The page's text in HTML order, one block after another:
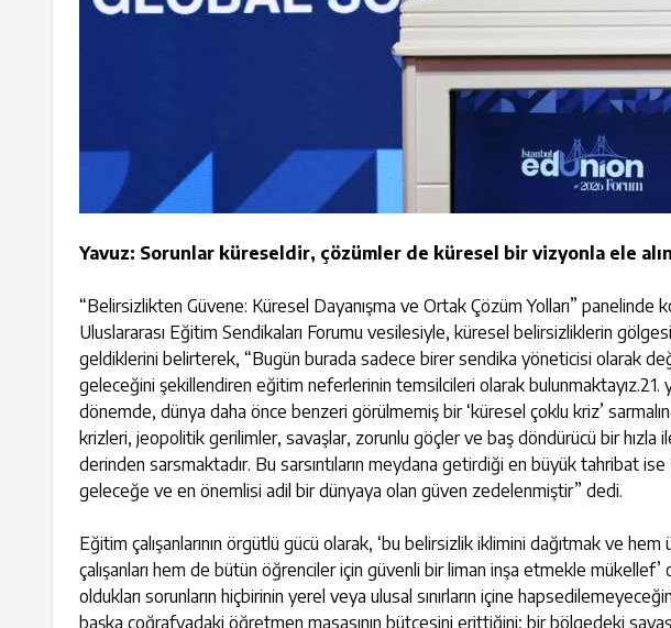
Yavuz: Sorunlar küreseldir, çözümler de küresel bir vizyonla ele
“Belirsizlikten Güvene: Küresel Dayanışma ve Ortak Çözüm Yolları” panelinde
Uluslararası Eğitim Sendikaları Forumu vesilesiyle, küresel belirsizliklerin
geldiklerini belirterek, “Bugün burada sadece birer sendika yöneticisi olarak değil,
geleceğini şekillendiren eğitim neferlerinin temsilcileri olarak bulunmaktayız.21.
dönemde, dünya daha önce benzeri görülmemiş bir ‘küresel çoklu kriz’
krizleri, jeopolitik gerilimler, savaşlar, zorunlu göçler ve baş döndürücü bir hızla
derinden sarsmaktadır. Bu sarsıntıların meydana getirdiği en büyük tahribat ise
geleceğe ve en önemlisi adil bir dünyaya olan güven zedelenmiştir” dedi.
Eğitim çalışanlarının örgütlü gücü olarak, ‘bu belirsizlik iklimini dağıtmak ve
çalışanları hem de bütün öğrenciler için güvenli bir liman inşa etmekle mükellef’
oldukları sorunların hiçbirinin yerel veya ulusal sınırların içine
başka coğrafyadaki öğretmen masasının bütçesini erittiğini; bir bölgedeki